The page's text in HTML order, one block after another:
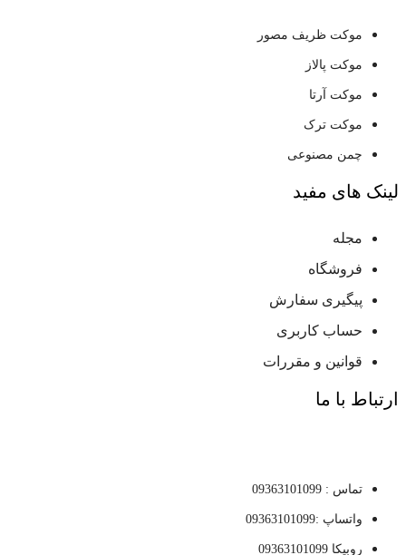
موکت ظریف مصور
موکت پالاز
موکت آرتا
موکت ترک
چمن مصنوعی
لینک های مفید
مجله
فروشگاه
پیگیری سفارش
حساب کاربری
قوانین و مقررات
ارتباط با ما
تماس : 09363101099
واتساپ :09363101099
روبیکا 09363101099